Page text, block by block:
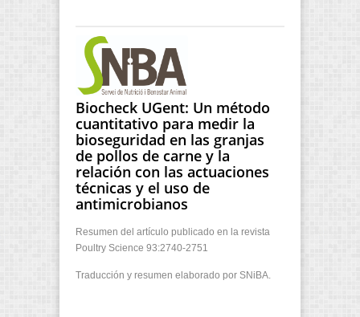
Biocheck UGent: Un método
cuantitativo para medir la
bioseguridad en las granjas
de pollos de carne y la
relación con las actuaciones
técnicas y el uso de
antimicrobianos
Resumen del artículo publicado en la revista
Poultry Science 93:2740-2751
Traducción y resumen elaborado por SNiBA.